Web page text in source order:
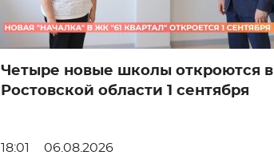
Четыре новые школы откроются в
Ростовской области 1 сентября
18:01 06.08.2026